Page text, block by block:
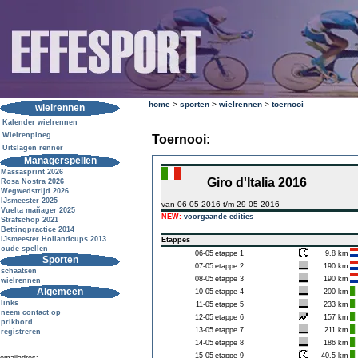
wielrennen
Kalender wielrennen
Wielrenploeg
Uitslagen renner
Managerspellen
Massasprint 2026
Rosa Nostra 2026
Wegwedstrijd 2026
IJsmeester 2025
Vuelta mañager 2025
Strafschop 2021
Bettingpractice 2014
IJsmeester Hollandcups 2013
oude spellen
Sporten
schaatsen
wielrennen
Algemeen
links
neem contact op
prikbord
registreren
home > sporten > wielrennen > toernooi
Toernooi:
Giro d'Italia 2016
van 06-05-2016 t/m 29-05-2016
NEW: voorgaande edities
Etappes
06-05 etappe 1
9.8 km
07-05 etappe 2
190 km
08-05 etappe 3
190 km
10-05 etappe 4
200 km
11-05 etappe 5
233 km
12-05 etappe 6
157 km
13-05 etappe 7
211 km
14-05 etappe 8
186 km
15-05 etappe 9
40.5 km